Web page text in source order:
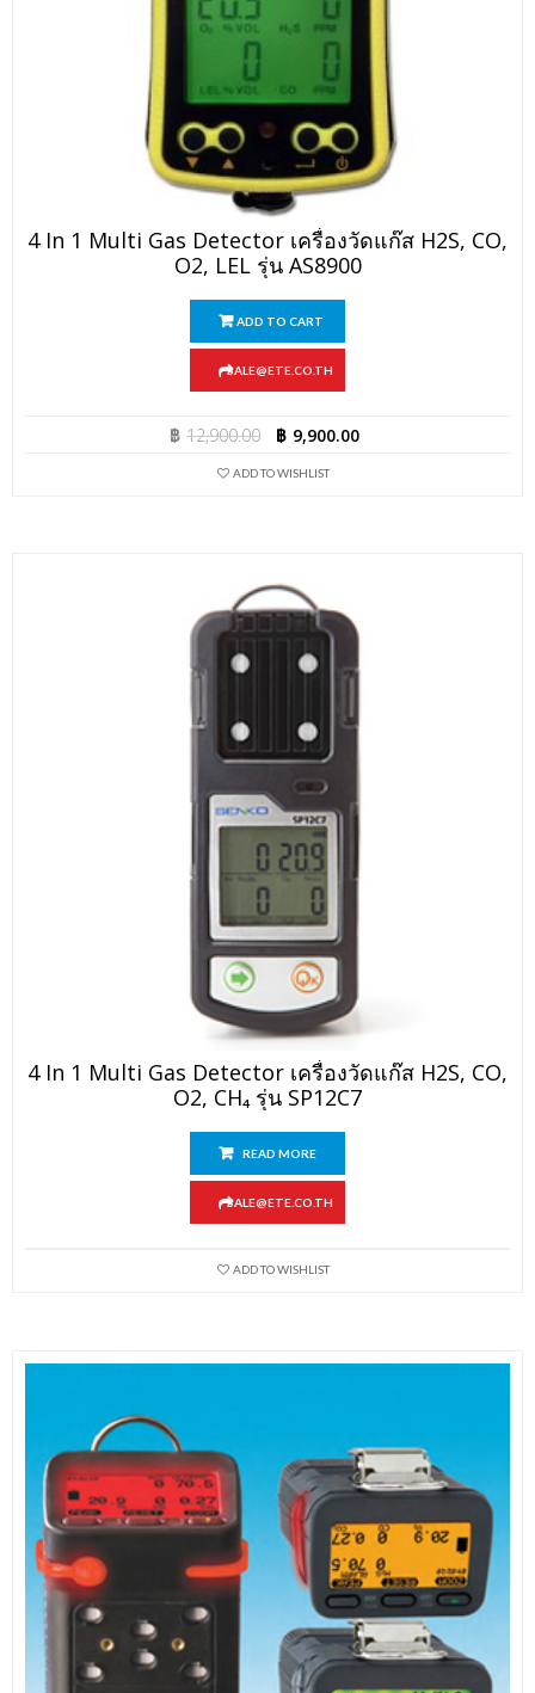
4 In 1 Multi Gas Detector เครื่องวัดแก๊ส H2S, CO,
O2, LEL รุ่น AS8900
ADD TO CART
SALE@ETE.CO.TH
฿ 12,900.00 ฿ 9,900.00
ADD TO WISHLIST
4 In 1 Multi Gas Detector เครื่องวัดแก๊ส H2S, CO,
O2, CH₄ รุ่น SP12C7
READ MORE
SALE@ETE.CO.TH
ADD TO WISHLIST